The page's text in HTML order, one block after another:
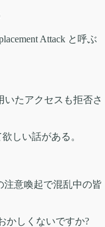
Attack と呼ぶ
いたアクセスも拒否さ
しい話がある。
注意喚起で混乱中の皆
かしくないですか?